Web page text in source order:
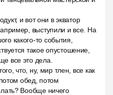
и вот они в экватор
выступили и все. На
какого-то события,
такое опустошение,
все это дела.
что, ну, мир тлен, все как
обед, потом
Вообще ничего